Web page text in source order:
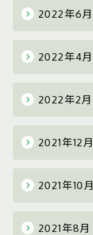
2022年6月
2022年4月
2022年2月
2021年12月
2021年10月
2021年8月